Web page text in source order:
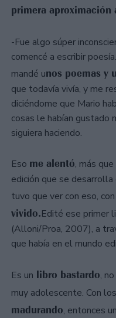
primera aproximación
-Fue algo súper
comencé a escribir
mandé unos poemas y
que todavía vivía, y me
diciéndome que Mario
cosas le habían gustado
siguiera haciendo.
Eso me alentó, más
edición que se
tuvo que ver con eso, con
vivido.Edité ese primer
(Alloni/Proa, 2007), a
que había en el mundo
Es un libro bastardo,
muy adolescente. Con
madurando, entonces